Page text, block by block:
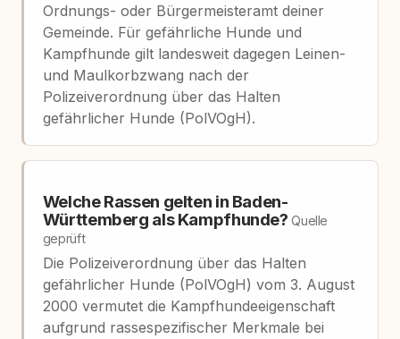
Ordnungs- oder Bürgermeisteramt deiner
Gemeinde. Für gefährliche Hunde und
Kampfhunde gilt landesweit dagegen Leinen-
und Maulkorbzwang nach der
Polizeiverordnung über das Halten
gefährlicher Hunde (PolVOgH).
Welche Rassen gelten in Baden-
Württemberg als Kampfhunde?Quelle
geprüft
Die Polizeiverordnung über das Halten
gefährlicher Hunde (PolVOgH) vom 3. August
2000 vermutet die Kampfhundeeigenschaft
aufgrund rassespezifischer Merkmale bei